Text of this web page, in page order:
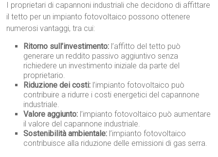
I proprietari di capannoni industriali che decidono di affittare
il tetto per un impianto fotovoltaico possono ottenere
numerosi vantaggi, tra cui:
Ritorno sull’investimento: l’affitto del tetto può
generare un reddito passivo aggiuntivo senza
richiedere un investimento iniziale da parte del
proprietario.
Riduzione dei costi: l’impianto fotovoltaico può
contribuire a ridurre i costi energetici del capannone
industriale.
Valore aggiunto: l’impianto fotovoltaico può aumentare
il valore del capannone industriale.
Sostenibilità ambientale: l’impianto fotovoltaico
contribuisce alla riduzione delle emissioni di gas serra.